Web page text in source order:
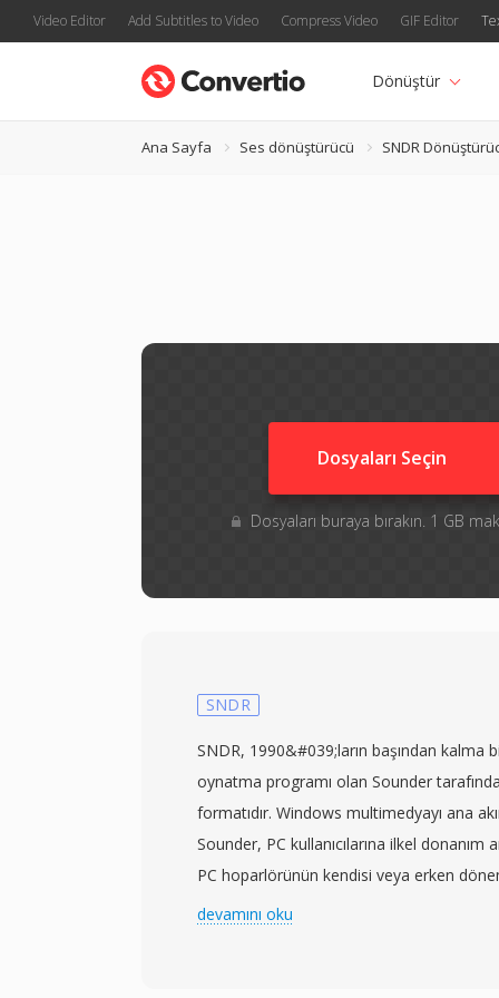
Video Editor Add Subtitles to Video Compress Video GIF Editor
Dönüştür
Ana Sayfa Ses dönüştürücü SNDR
Dosyaları Seçin
Dosyaları buraya bırakın. 1 GB
SNDR
SNDR, 1990&#039;ların başından kalma
oynatma programı olan Sounder
formatıdır. Windows multimedyayı ana
Sounder, PC kullanıcılarına ilkel donanım
PC hoparlörünün kendisi veya erken
ses yakalama ve oynatma imkanı sunan
devamını oku